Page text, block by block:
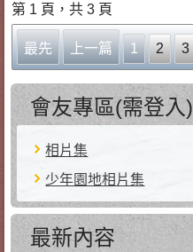
第 1 頁，共 3 頁
最先 上一篇 1 2 3
會友專區(需登入)
相片集
少年園地相片集
最新內容